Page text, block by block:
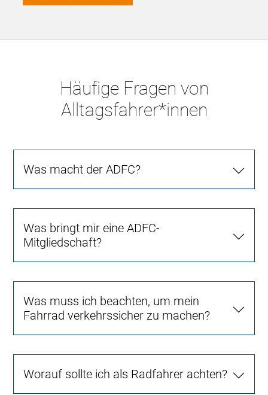
Häufige Fragen von
Alltagsfahrer*innen
Was macht der ADFC?
Was bringt mir eine ADFC-
Mitgliedschaft?
Was muss ich beachten, um mein
Fahrrad verkehrssicher zu machen?
Worauf sollte ich als Radfahrer achten?